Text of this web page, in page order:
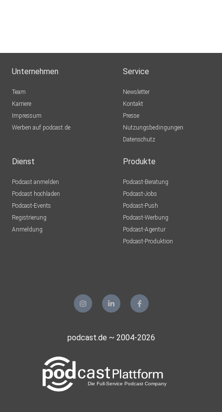
Unternehmen
Team
Karriere
Impressum
Werben auf podcast.de
Service
Newsletter
Kontakt
Presse
Nutzungsbedingungen
Datenschutz
Dienst
Podcast anmelden
Podcast hochladen
Podcast-Events
Registrierung
Anmeldung
Produkte
Podcast-Beratung
Podcast-Jobs
Podcast-Push
Podcast-Werbung
Podcast-Agentur
Podcast-Produktion
podcast.de ~ 2004-2026